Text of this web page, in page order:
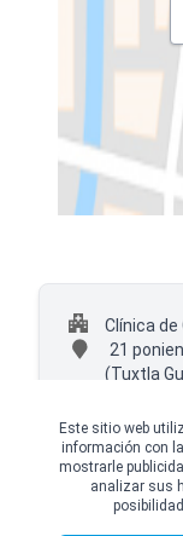
Clínica de
21
(Tuxtla
© Copyright Top Doctors
Este sitio web
información con
mostrarle
analizar sus